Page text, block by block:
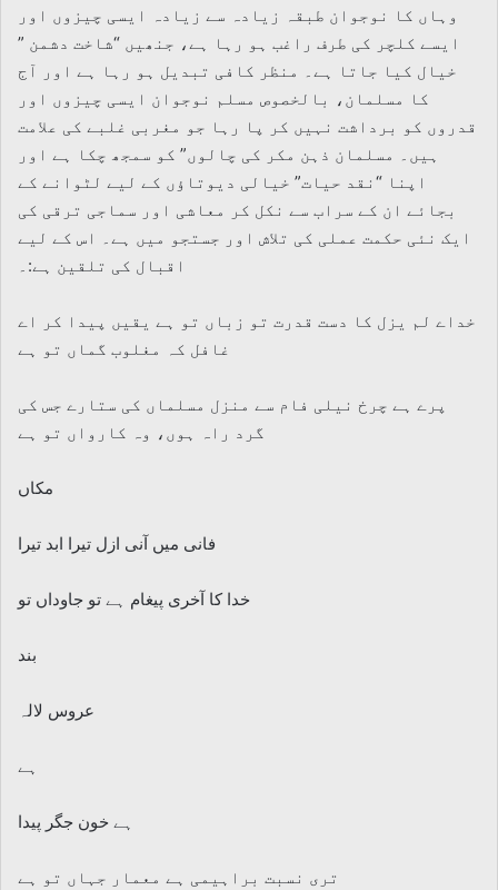
وہاں کا نوجوان طبقہ زیادہ سے زیادہ ایسی چیزوں اور
ایسے کلچر کی طرف راغب ہو رہا ہے، جنھیں “شاخت دشمن ”
خیال کیا جاتا ہے۔ منظر کافی تبدیل ہو رہا ہے اور آج
کا مسلمان، بالخصوص مسلم نوجوان ایسی چیزوں اور
قدروں کو برداشت نہیں کر پا رہا جو مغربی غلبے کی علامت
ہیں۔ مسلمان ذہن مکر کی چالوں” کو سمجھ چکا ہے اور
اپنا “نقد حیات” خیالی دیوتاؤں کے لیے لٹوانے کے
بجائے ان کے سراب سے نکل کر معاشی اور سماجی ترقی کی
ایک نئی حکمت عملی کی تلاش اور جستجو میں ہے۔ اس کے لیے
اقبال کی تلقین ہے:۔
خداے لم یزل کا دست قدرت تو زباں تو ہے یقیں پیدا کر اے
غافل کہ مغلوب گماں تو ہے
پرے ہے چرخ نیلی فام سے منزل مسلماں کی ستارے جس کی
گرد راہ ہوں، وہ کارواں تو ہے
مکاں
فانی میں آنی ازل تیرا ابد تیرا
خدا کا آخری پیغام ہے تو جاوداں تو
بند
عروس لالہ
ہے
ہے خون جگر پیدا
تری نسبت براہیمی ہے معمار جہاں تو ہے